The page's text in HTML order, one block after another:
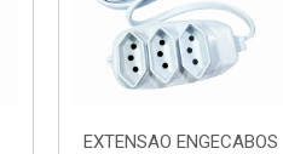
EXTENSAO ENGECABOS